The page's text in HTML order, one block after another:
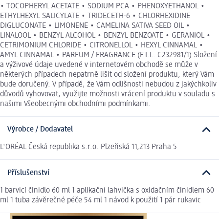
• TOCOPHERYL ACETATE • SODIUM PCA • PHENOXYETHANOL •
ETHYLHEXYL SALICYLATE • TRIDECETH-6 • CHLORHEXIDINE
DIGLUCONATE • LIMONENE • CAMELINA SATIVA SEED OIL •
LINALOOL • BENZYL ALCOHOL • BENZYL BENZOATE • GERANIOL •
CETRIMONIUM CHLORIDE • CITRONELLOL • HEXYL CINNAMAL •
AMYL CINNAMAL • PARFUM / FRAGRANCE (F.I.L. C232981/1) Složení
a výživové údaje uvedené v internetovém obchodě se může v
některých případech nepatrně lišit od složení produktu, který Vám
bude doručený. V případě, že Vám odlišnosti nebudou z jakýchkoliv
důvodů vyhovovat, využijte možnosti vrácení produktu v souladu s
našimi Všeobecnými obchodními podmínkami.
Výrobce / Dodavatel
L'ORÉAL Česká republika s.r.o. Plzeňská 11,213 Praha 5
Příslušenství
1 barvicí činidlo 60 ml 1 aplikační lahvička s oxidačním činidlem 60
ml 1 tuba závěrečné péče 54 ml 1 návod k použití 1 pár rukavic